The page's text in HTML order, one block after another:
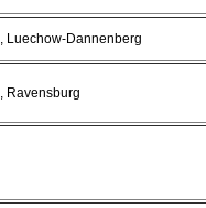
, Luechow-Dannenberg
, Ravensburg